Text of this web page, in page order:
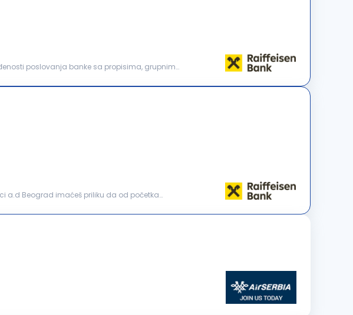
a.d Beograd imaćeš priliku da od početka